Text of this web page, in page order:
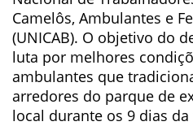
Camelôs, Ambulantes e
(UNICAB). O objetivo do
luta por melhores
ambulantes que
arredores do parque de
local durante os 9 dias da